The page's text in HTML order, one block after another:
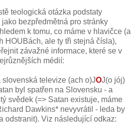
teologická otázka podstaty
bezpředmětná pro stránky
k tomu, co máme v hlavičce (a
HOUBách, ale ty tři stejná čísla),
závažné informace, které se v
médií:
televize (ach o)JOJ(o jój)
byl spatřen na Slovensku - a
svědek (=> Satan existuje, máme
Dawkins* nevyvrátil - leda by
odstranit). Viz následující odkaz: